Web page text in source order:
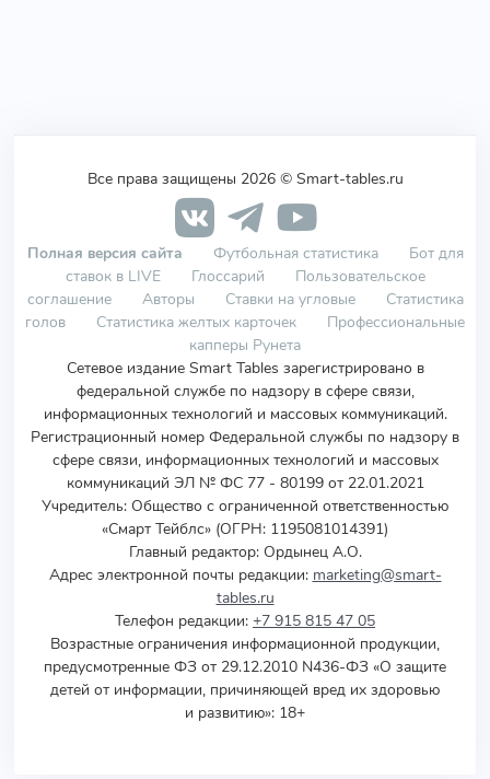
Все права защищены 2026 © Smart-tables.ru
Полная версия сайта Футбольная статистика
Бот для
ставок в LIVE
Глоссарий
Пользовательское
соглашение
Авторы Ставки на угловые
Статистика
голов
Статистика желтых карточек
Профессиональные
капперы Рунета
Сетевое издание Smart Tables зарегистрировано в
федеральной службе по надзору в сфере связи,
информационных технологий и массовых коммуникаций.
Регистрационный номер Федеральной службы по надзору в
сфере связи, информационных технологий и массовых
коммуникаций ЭЛ № ФС 77 - 80199 от 22.01.2021
Учредитель: Общество с ограниченной ответственностью
«Смарт Тейблс» (ОГРН: 1195081014391)
Главный редактор: Ордынец А.О.
Адрес электронной почты редакции: marketing@smart-
tables.ru
Телефон редакции: +7 915 815 47 05
Возрастные ограничения информационной продукции,
предусмотренные ФЗ от 29.12.2010 N436-ФЗ «О защите
детей от информации, причиняющей вред их здоровью
и развитию»: 18+